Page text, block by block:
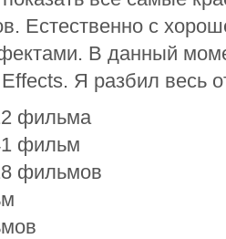
Естественно с
В данный
Я разбил весь
фильма
фильм
фильмов